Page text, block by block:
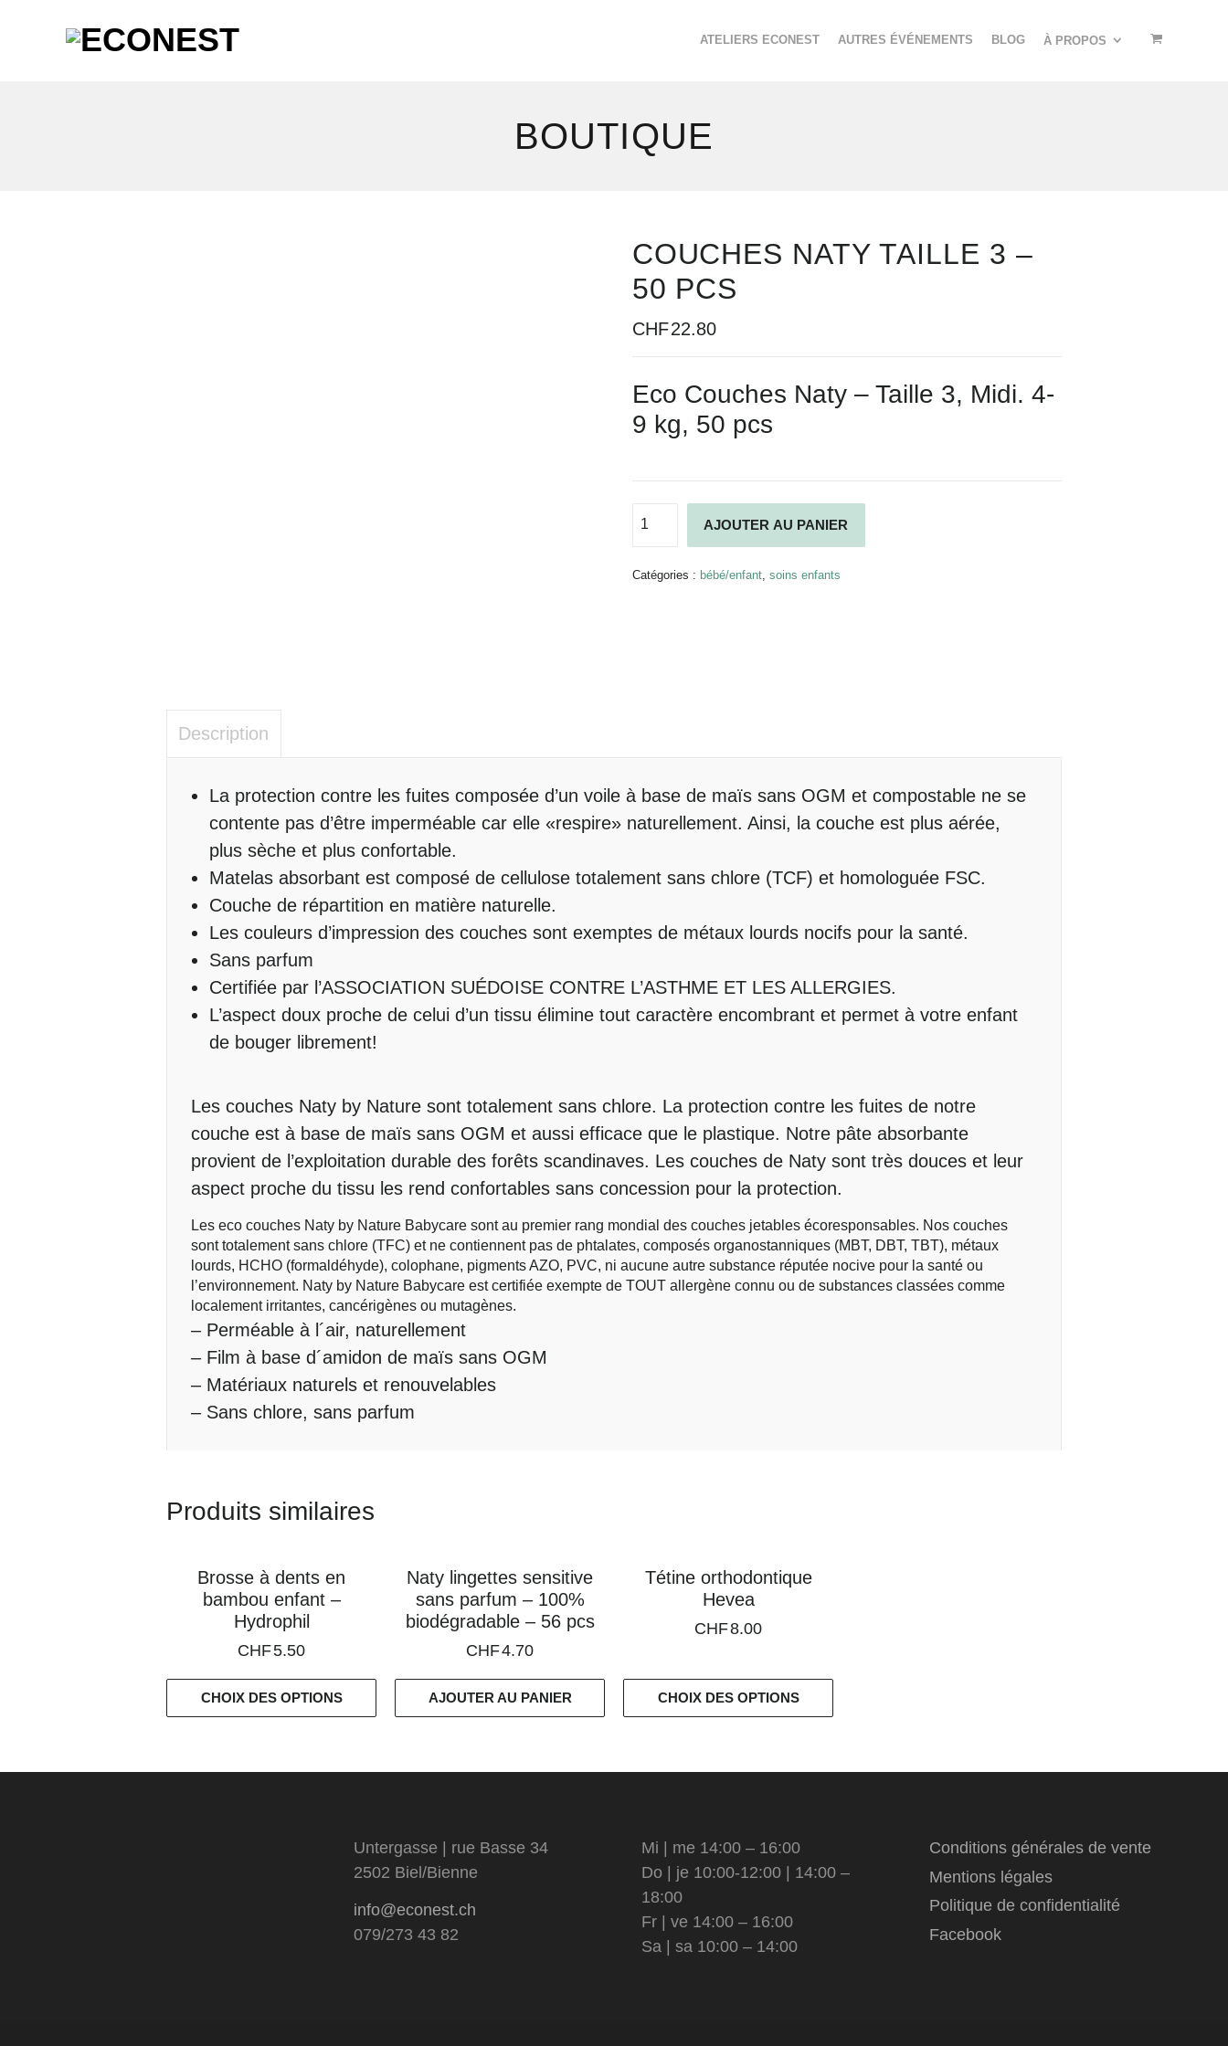
ATELIERS ECONEST AUTRES ÉVÉNEMENTS BLOG À PROPOS
BOUTIQUE
COUCHES NATY TAILLE 3 –
50 PCS
CHF22.80
Eco Couches Naty – Taille 3, Midi. 4-
9 kg, 50 pcs
de
Couches
Naty
AJOUTER AU PANIER
Catégories : bébé/enfant, soins enfants
Description
Description
La protection contre les fuites composée d’un voile à base de maïs sans OGM et compostable ne se
contente pas d’être imperméable car elle «respire» naturellement. Ainsi, la couche est plus aérée,
plus sèche et plus confortable.
Matelas absorbant est composé de cellulose totalement sans chlore (TCF) et homologuée FSC.
Couche de répartition en matière naturelle.
Les couleurs d’impression des couches sont exemptes de métaux lourds nocifs pour la santé.
Sans parfum
Certifiée par l’ASSOCIATION SUÉDOISE CONTRE L’ASTHME ET LES ALLERGIES.
L’aspect doux proche de celui d’un tissu élimine tout caractère encombrant et permet à votre enfant
de bouger librement!
Les couches Naty by Nature sont totalement sans chlore. La protection contre les fuites de notre
couche est à base de maïs sans OGM et aussi efficace que le plastique. Notre pâte absorbante
provient de l’exploitation durable des forêts scandinaves. Les couches de Naty sont très douces et leur
aspect proche du tissu les rend confortables sans concession pour la protection.
Les eco couches Naty by Nature Babycare sont au premier rang mondial des couches jetables écoresponsables. Nos couches
sont totalement sans chlore (TFC) et ne contiennent pas de phtalates, composés organostanniques (MBT, DBT, TBT), métaux
lourds, HCHO (formaldéhyde), colophane, pigments AZO, PVC, ni aucune autre substance réputée nocive pour la santé ou
l’environnement. Naty by Nature Babycare est certifiée exempte de TOUT allergène connu ou de substances classées comme
localement irritantes, cancérigènes ou mutagènes.
– Perméable à l´air, naturellement
– Film à base d´amidon de maïs sans OGM
– Matériaux naturels et renouvelables
– Sans chlore, sans parfum
Produits similaires
Brosse à dents en
bambou enfant –
Hydrophil
CHF5.50
CHOIX DES OPTIONS
Naty lingettes sensitive
sans parfum – 100%
biodégradable – 56 pcs
CHF4.70
AJOUTER AU PANIER
Tétine orthodontique
Hevea
CHF8.00
CHOIX DES OPTIONS
Untergasse | rue Basse 34
2502 Biel/Bienne
info@econest.ch
079/273 43 82
Mi | me 14:00 – 16:00
Do | je 10:00-12:00 | 14:00 –
18:00
Fr | ve 14:00 – 16:00
Sa | sa 10:00 – 14:00
Conditions générales de vente
Mentions légales
Politique de confidentialité
Facebook